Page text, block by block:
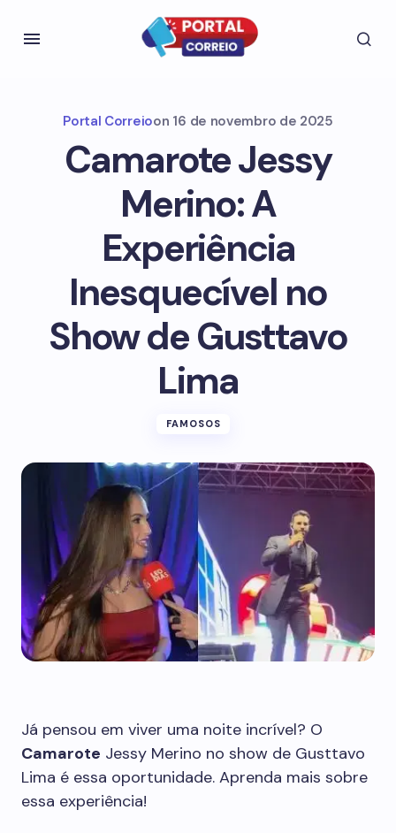
Portal Correioon 16 de novembro de 2025
Camarote Jessy
Merino: A
Experiência
Inesquecível no
Show de Gusttavo
Lima
FAMOSOS
Já pensou em viver uma noite incrível? O
Camarote Jessy Merino no show de Gusttavo
Lima é essa oportunidade. Aprenda mais sobre
essa experiência!